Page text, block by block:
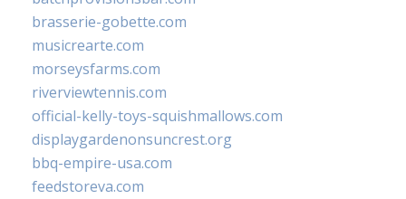
brasserie-gobette.com
musicrearte.com
morseysfarms.com
riverviewtennis.com
official-kelly-toys-squishmallows.com
displaygardenonsuncrest.org
bbq-empire-usa.com
feedstoreva.com